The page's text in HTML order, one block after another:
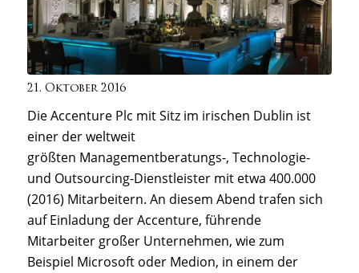
21. Oktober 2016
Die Accenture Plc mit Sitz im irischen Dublin ist
einer der weltweit
größten Managementberatungs-, Technologie-
und Outsourcing-Dienstleister mit etwa 400.000
(2016) Mitarbeitern. An diesem Abend trafen sich
auf Einladung der Accenture, führende
Mitarbeiter großer Unternehmen, wie zum
Beispiel Microsoft oder Medion, in einem der